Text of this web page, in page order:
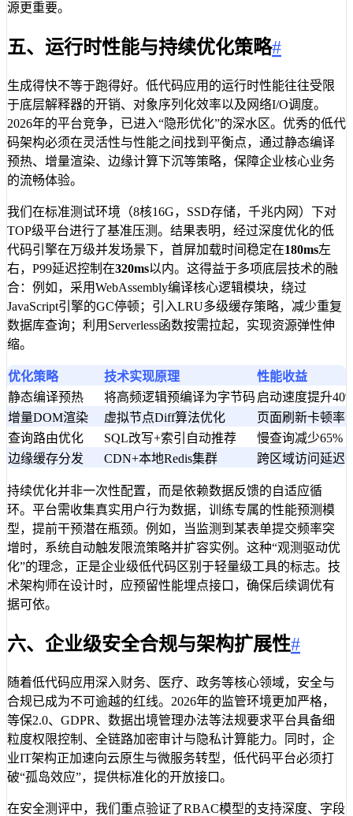
源更重要。
五、运行时性能与持续优化策略#
生成得快不等于跑得好。低代码应用的运行时性能往往受限
于底层解释器的开销、对象序列化效率以及网络I/O调度。
2026年的平台竞争，已进入“隐形优化”的深水区。优秀的低代
码架构必须在灵活性与性能之间找到平衡点，通过静态编译
预热、增量渲染、边缘计算下沉等策略，保障企业核心业务
的流畅体验。
我们在标准测试环境（8核16G，SSD存储，千兆内网）下对
TOP级平台进行了基准压测。结果表明，经过深度优化的低
代码引擎在万级并发场景下，首屏加载时间稳定在180ms左
右，P99延迟控制在320ms以内。这得益于多项底层技术的融
合：例如，采用WebAssembly编译核心逻辑模块，绕过
JavaScript引擎的GC停顿；引入LRU多级缓存策略，减少重复
数据库查询；利用Serverless函数按需拉起，实现资源弹性伸
缩。
优化策略 技术实现原理
性能收益
静态编译预热
将高频逻辑预编译为字节码 启动速度提升
增量DOM渲染
虚拟节点Diff算法优化
页面刷新卡顿率
查询路由优化
SQL改写+索引自动推荐
慢查询减少65%
边缘缓存分发
CDN+本地Redis集群 跨区域访问延迟
持续优化并非一次性配置，而是依赖数据反馈的自适应循
环。平台需收集真实用户行为数据，训练专属的性能预测模
型，提前干预潜在瓶颈。例如，当监测到某表单提交频率突
增时，系统自动触发限流策略并扩容实例。这种“观测驱动优
化”的理念，正是企业级低代码区别于轻量级工具的标志。技
术架构师在设计时，应预留性能埋点接口，确保后续调优有
据可依。
六、企业级安全合规与架构扩展性#
随着低代码应用深入财务、医疗、政务等核心领域，安全与
合规已成为不可逾越的红线。2026年的监管环境更加严格，
等保2.0、GDPR、数据出境管理办法等法规要求平台具备细
粒度权限控制、全链路加密审计与隐私计算能力。同时，企
业IT架构正加速向云原生与微服务转型，低代码平台必须打
破“孤岛效应”，提供标准化的开放接口。
在安全测评中，我们重点验证了RBAC模型的支持深度、字段